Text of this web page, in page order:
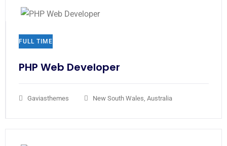
FULL TIME
PHP Web Developer
Gaviasthemes New South Wales, Australia